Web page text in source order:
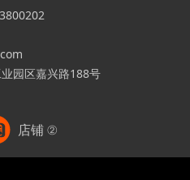
园区嘉兴路188号
店铺 ②